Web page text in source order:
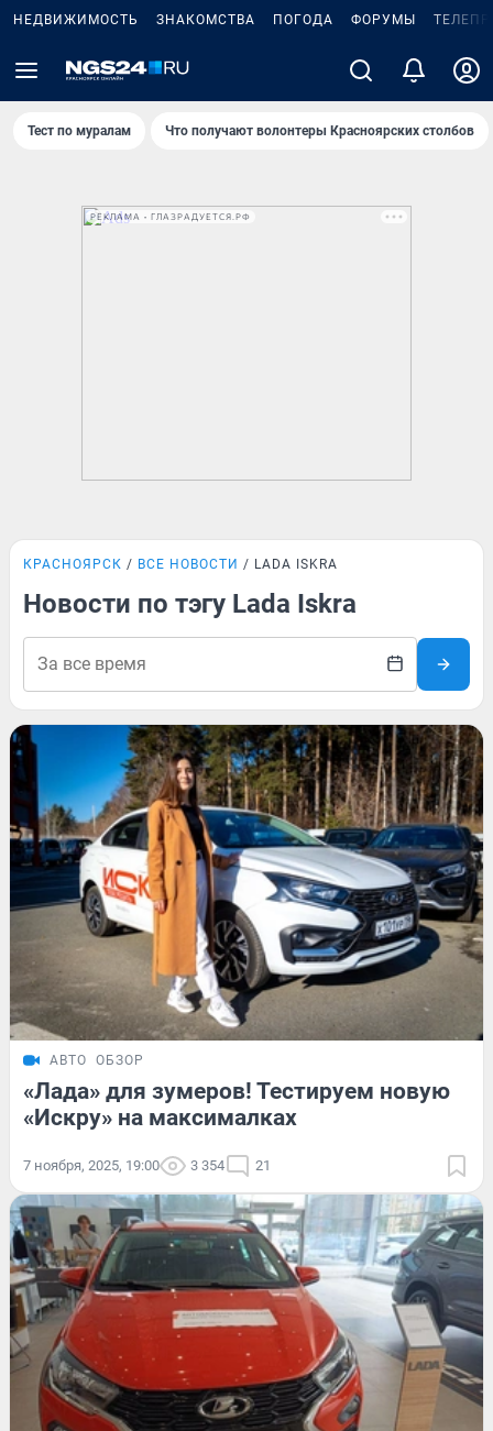
НЕДВИЖИМОСТЬ ЗНАКОМСТВА ПОГОДА ФОРУМЫ
Тест по мурaлaм Что получают волонтеры Красноярских столбов
РЕКЛАМА • ГЛАЗРАДУЕТСЯ.РФ
КРАСНОЯРСК ВСЕ НОВОСТИ LADA ISKRA
Новости по тэгу Lada Iskra
АВТО ОБЗОР
«Лада» для зумеров! Тестируем новую
«Искру» на максималках
7 ноября, 2025, 19:00 3 354 21